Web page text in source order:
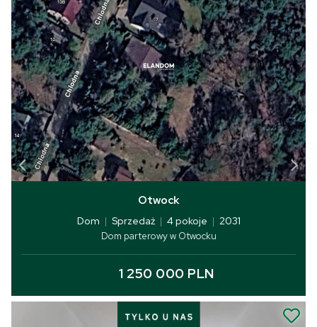
Otwock
Dom | Sprzedaż | 4 pokoje | 2031
Dom parterowy w Otwocku
1 250 000 PLN